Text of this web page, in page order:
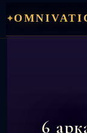
✦ Главная→Матрица
6